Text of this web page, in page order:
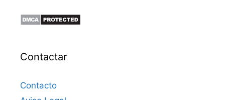
Contactar
Contacto